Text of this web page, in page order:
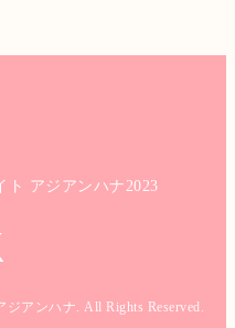
ト アジアンハナ2023
ジアンハナ. All Rights Reserved.